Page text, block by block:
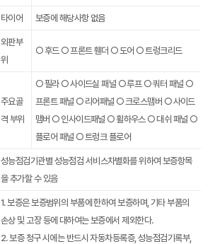
타이어 보증에 해당사항 없음
외판부
위
○ 후드 ○ 프론트 휀더 ○ 도어 ○ 트렁크리드
주요골
격 부위
○ 필라 ○ 사이드실 패널 ○ 루프 ○ 쿼터 패널 ○
프론트 패널 ○ 리어패널 ○ 크로스맴버 ○ 사이드
맴버 ○ 인사이드패널 ○ 휠하우스 ○ 대쉬 패널 ○
플로어 패널 ○ 트렁크 플로어
성능점검기관별 성능점검 서비스차별화를 위하여 보증항목
을 추가할 수 있음
1. 보증은 보증범위의 부품에 한하여 보증하며, 기타 부품의
손상 및 고장 등에 대하여는 보증에서 제외한다.
2. 보증 청구 시에는 반드시 자동차등록증, 성능점검기록부,